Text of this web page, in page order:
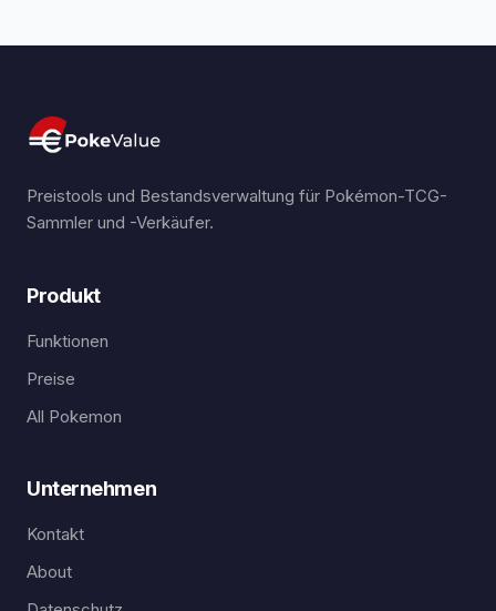
Preistools und Bestandsverwaltung für Pokémon-TCG-
Sammler und -Verkäufer.
Produkt
Funktionen
Preise
All Pokemon
Unternehmen
Kontakt
About